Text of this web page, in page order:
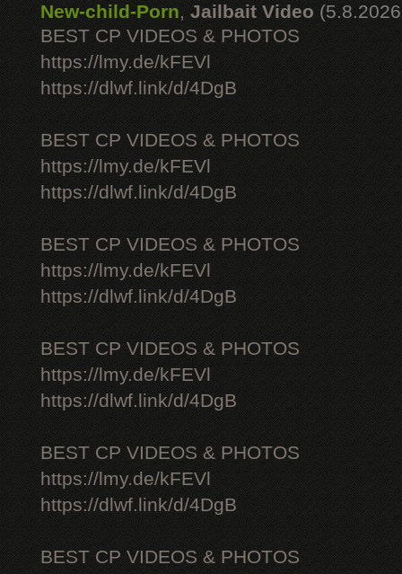
New-child-Porn, Jailbait Video
BEST CP VIDEOS & PHOTOS
https://lmy.de/kFEVl
https://dlwf.link/d/4DgB
BEST CP VIDEOS & PHOTOS
https://lmy.de/kFEVl
https://dlwf.link/d/4DgB
BEST CP VIDEOS & PHOTOS
https://lmy.de/kFEVl
https://dlwf.link/d/4DgB
BEST CP VIDEOS & PHOTOS
https://lmy.de/kFEVl
https://dlwf.link/d/4DgB
BEST CP VIDEOS & PHOTOS
https://lmy.de/kFEVl
https://dlwf.link/d/4DgB
BEST CP VIDEOS & PHOTOS